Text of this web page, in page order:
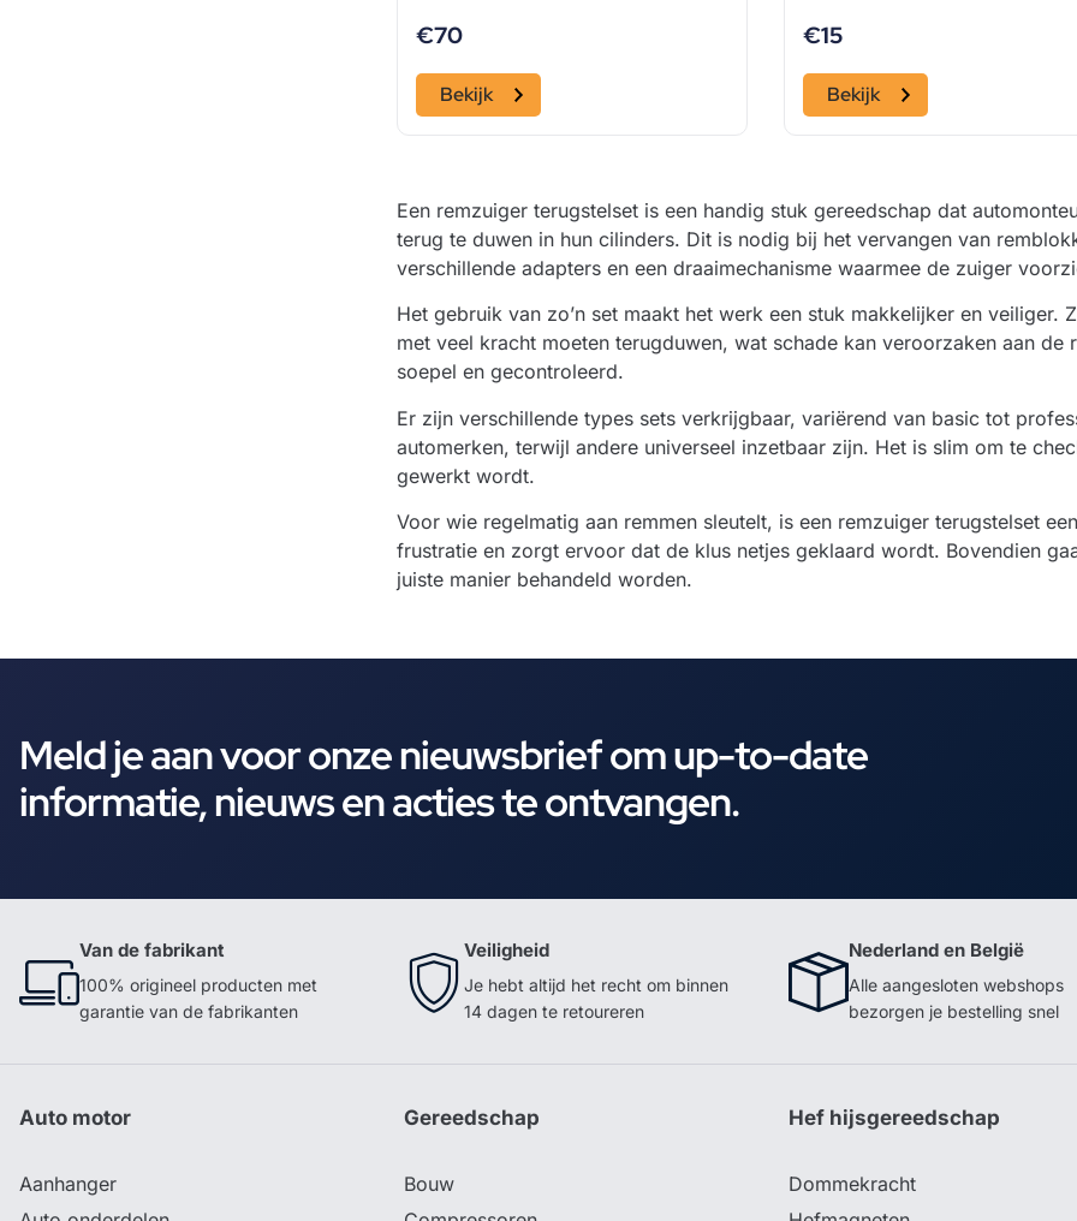
€70
Bekijk
€15
Bekijk
Een remzuiger terugstelset is een handig stuk gereedschap dat
terug te duwen in hun cilinders. Dit is nodig bij het vervangen van
verschillende adapters en een draaimechanisme waarmee de zuiger
Het gebruik van zo’n set maakt het werk een stuk makkelijker en veiliger.
met veel kracht moeten terugduwen, wat schade kan veroorzaken aan de
soepel en gecontroleerd.
Er zijn verschillende types sets verkrijgbaar, variërend van basic tot
automerken, terwijl andere universeel inzetbaar zijn. Het is slim om te
gewerkt wordt.
Voor wie regelmatig aan remmen sleutelt, is een remzuiger terugstelset
frustratie en zorgt ervoor dat de klus netjes geklaard wordt. Bovendien
juiste manier behandeld worden.
Meld je aan voor onze nieuwsbrief om up-to-date
informatie, nieuws en acties te ontvangen.
Van de fabrikant
100% origineel producten met
garantie van de fabrikanten
Veiligheid
Je hebt altijd het recht om binnen
14 dagen te retoureren
Nederland en België
Alle aangesloten webshops
bezorgen je bestelling snel
Auto motor
Aanhanger
Gereedschap
Bouw
Hef hijsgereedschap
Dommekracht